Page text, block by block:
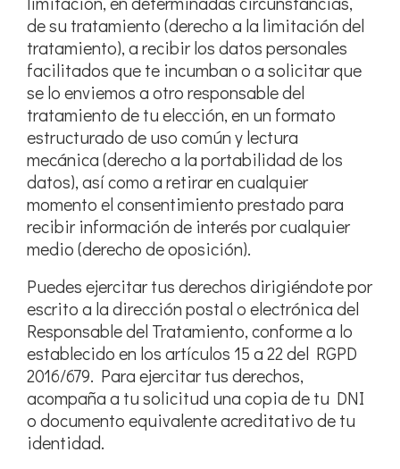
de su tratamiento (derecho a la limitación del
tratamiento), a recibir los datos personales
facilitados que te incumban o a solicitar que
se lo enviemos a otro responsable del
tratamiento de tu elección, en un formato
estructurado de uso común y lectura
mecánica (derecho a la portabilidad de los
datos), así como a retirar en cualquier
momento el consentimiento prestado para
recibir información de interés por cualquier
medio (derecho de oposición).
Puedes ejercitar tus derechos dirigiéndote por
escrito a la dirección postal o electrónica del
Responsable del Tratamiento, conforme a lo
establecido en los artículos 15 a 22 del RGPD
2016/679. Para ejercitar tus derechos,
acompaña a tu solicitud una copia de tu DNI
o documento equivalente acreditativo de tu
identidad.